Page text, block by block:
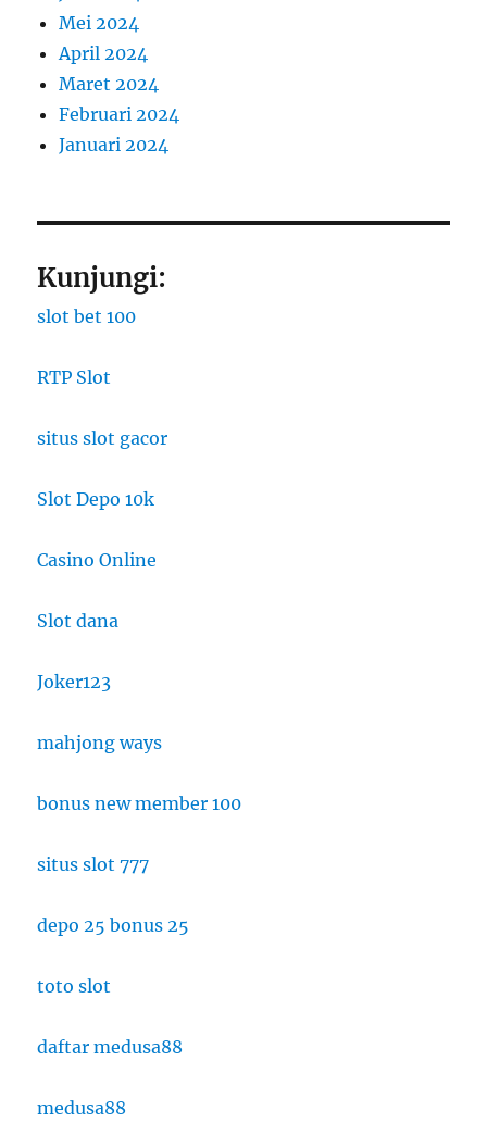
Mei 2024
April 2024
Maret 2024
Februari 2024
Januari 2024
Kunjungi:
slot bet 100
RTP Slot
situs slot gacor
Slot Depo 10k
Casino Online
Slot dana
Joker123
mahjong ways
bonus new member 100
situs slot 777
depo 25 bonus 25
toto slot
daftar medusa88
medusa88